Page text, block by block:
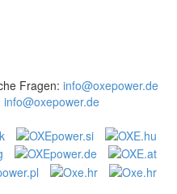
Fragen: info@oxepower.de
info@oxepower.de